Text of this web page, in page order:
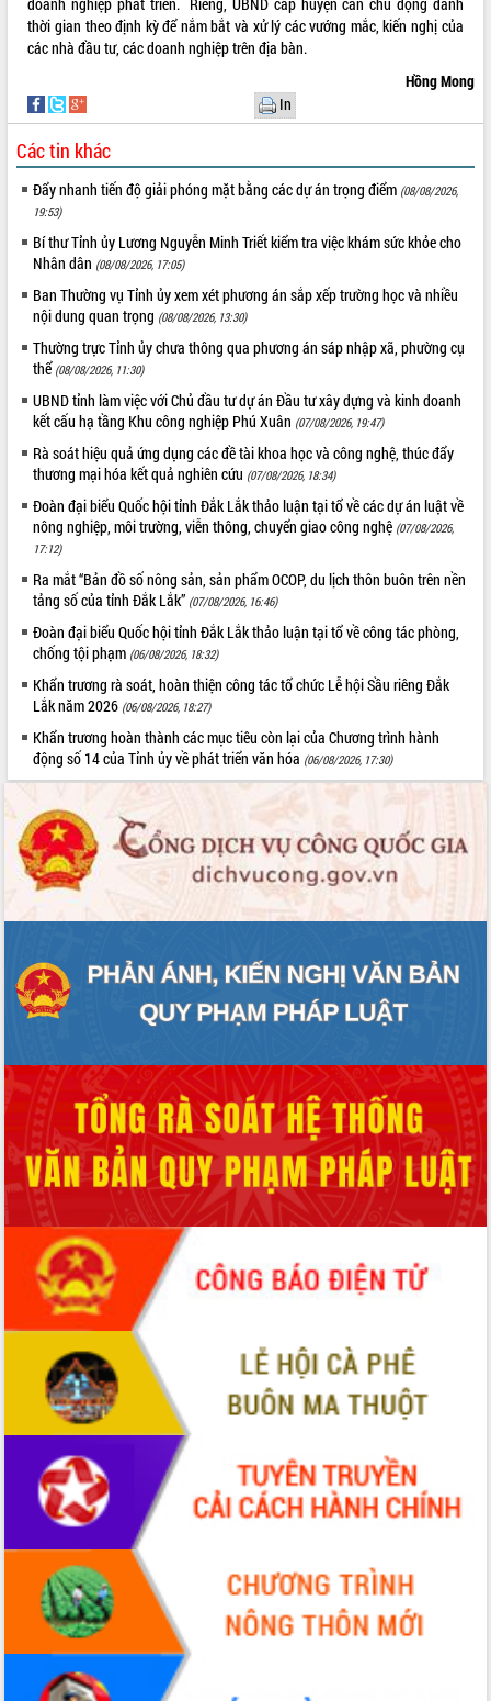
Thứ trưởng Bộ Nông nghiệp và Môi
trường Nguyễn Hoàng Hiệp khảo sát
Trình diễn nghệ thuật chế biến các
món ăn từ sầu riêng
Đắk Lắk công bố Quy hoạch và xúc
tiến đầu tư tỉnh
Ngành cá ngừ Đắk Lắk chủ động thích
ứng để giữ vững thị trường xuất khẩu
Diễn đàn Kinh tế tư nhân Việt Nam đột
phá cơ chế - Hợp tác công tư
Đề án 06 tạo bước ngoặt đột phá trong
Kết nối tour, đẩy mạnh chuyển đổi số
để phát triển du lịch Đắk Lắk
Khởi động Dự án Đầu tư xây dựng hạ
tầng kỹ thuật Cụm công nghiệp Tân
Tiến
Gặp mặt các cơ quan báo chí nhân Kỷ
niệm 101 năm Ngày Báo chí Cách
mạng Việt Nam
Đắk Lắk sơ kết 4 năm triển khai thực
hiện Đề án 06 của Chính phủ
Họp báo thông tin về Hội nghị Công bố
Quy hoạch và Xúc tiến đầu tư tỉnh Đắk
Lắk
Khơi thông điểm nghẽn, đẩy nhanh
giải ngân vốn khắc phục thiên tai
HĐND tỉnh thông qua điều chỉnh Quy
hoạch tỉnh thời kỳ 2021-2030
Hội thảo góp ý hồ sơ điều chỉnh quy
tầm nhìn đến năm 2050
Nâng cao hiệu quả hoạt động của các
doanh nghiệp nhà nước
Hội nghị triển khai kết nối mạng
truyền số liệu chuyên dùng phục vụ cơ
Lễ phát động chuỗi hoạt động chung
tay làm sạch môi trường
Xã Ea Kar bước chuyển mình trong
UBND tỉnh họp báo định kỳ tháng 4
năm 2026
Hội thảo khoa học “Giải pháp thúc đẩy
phát triển nền kinh tế xanh tại tỉnh
Đắk Lắk”
Tăng cường giám sát, đôn đốc thực
hiện nhiệm vụ quản lý tài sản công
hàng tuần
Tháo gỡ những vướng mắc, đẩy mạnh
công tác cải cách thủ tục hành chính
tại Trung tâm Phục vụ hành chính
Đắk Lắk: Tôn vinh 46 giải pháp tại Hội
thi Sáng tạo Kỹ thuật 2024 - 2025
Đắk Lắk rà soát, điều chỉnh Đề án 190
về phát triển nuôi trồng thủy sản
Phó Chủ tịch UBND tỉnh Đắk Lắk
Trương Công Thái kiểm tra thực địa
Dự án cao tốc Khánh Hòa - Buôn Ma
Định vị cà phê Việt Nam như một “di
sản sống” trong dòng chảy toàn cầu
Xây dựng nông thôn mới: Nâng cao đời
sống người dân từ những mô hình thiết
thực
Quyết liệt tháo gỡ vướng mắc, đẩy
thời gian theo định kỳ để nắm bắt và xử lý các vướng mắc, kiến nghị của
các nhà đầu tư, các doanh nghiệp trên địa bàn.
Hồng Mong
In
Các tin khác
Đẩy nhanh tiến độ giải phóng mặt bằng các dự án trọng điểm (08/08/2026,
19:53)
Bí thư Tỉnh ủy Lương Nguyễn Minh Triết kiểm tra việc khám sức khỏe cho
Nhân dân (08/08/2026, 17:05)
Ban Thường vụ Tỉnh ủy xem xét phương án sắp xếp trường học và nhiều
nội dung quan trọng (08/08/2026, 13:30)
Thường trực Tỉnh ủy chưa thông qua phương án sáp nhập xã, phường cụ
thể (08/08/2026, 11:30)
UBND tỉnh làm việc với Chủ đầu tư dự án Đầu tư xây dựng và kinh doanh
kết cấu hạ tầng Khu công nghiệp Phú Xuân (07/08/2026, 19:47)
Rà soát hiệu quả ứng dụng các đề tài khoa học và công nghệ, thúc đẩy
thương mại hóa kết quả nghiên cứu (07/08/2026, 18:34)
Đoàn đại biểu Quốc hội tỉnh Đắk Lắk thảo luận tại tổ về các dự án luật về
nông nghiệp, môi trường, viễn thông, chuyển giao công nghệ (07/08/2026,
17:12)
Ra mắt “Bản đồ số nông sản, sản phẩm OCOP, du lịch thôn buôn trên nền
tảng số của tỉnh Đắk Lắk” (07/08/2026, 16:46)
Đoàn đại biểu Quốc hội tỉnh Đắk Lắk thảo luận tại tổ về công tác phòng,
chống tội phạm (06/08/2026, 18:32)
Khẩn trương rà soát, hoàn thiện công tác tổ chức Lễ hội Sầu riêng Đắk
Lắk năm 2026 (06/08/2026, 18:27)
Khẩn trương hoàn thành các mục tiêu còn lại của Chương trình hành
động số 14 của Tỉnh ủy về phát triển văn hóa (06/08/2026, 17:30)